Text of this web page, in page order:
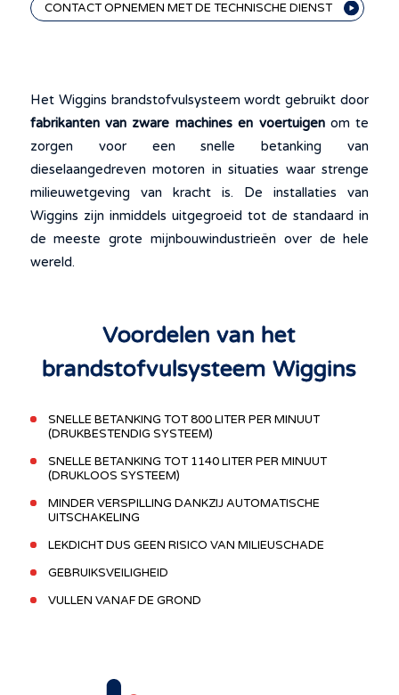
CONTACT OPNEMEN MET DE TECHNISCHE DIENST
Het Wiggins brandstofvulsysteem wordt gebruikt door
fabrikanten van zware machines en voertuigen om te
zorgen voor een snelle betanking van
dieselaangedreven motoren in situaties waar strenge
milieuwetgeving van kracht is. De installaties van
Wiggins zijn inmiddels uitgegroeid tot de standaard in
de meeste grote mijnbouwindustrieën over de hele
wereld.
Voordelen van het
brandstofvulsysteem Wiggins
SNELLE BETANKING TOT 800 LITER PER MINUUT
(DRUKBESTENDIG SYSTEEM)
SNELLE BETANKING TOT 1140 LITER PER MINUUT
(DRUKLOOS SYSTEEM)
MINDER VERSPILLING DANKZIJ AUTOMATISCHE
UITSCHAKELING
LEKDICHT DUS GEEN RISICO VAN MILIEUSCHADE
GEBRUIKSVEILIGHEID
VULLEN VANAF DE GROND